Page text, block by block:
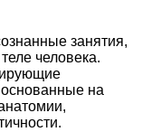
занятия,
человека.
на